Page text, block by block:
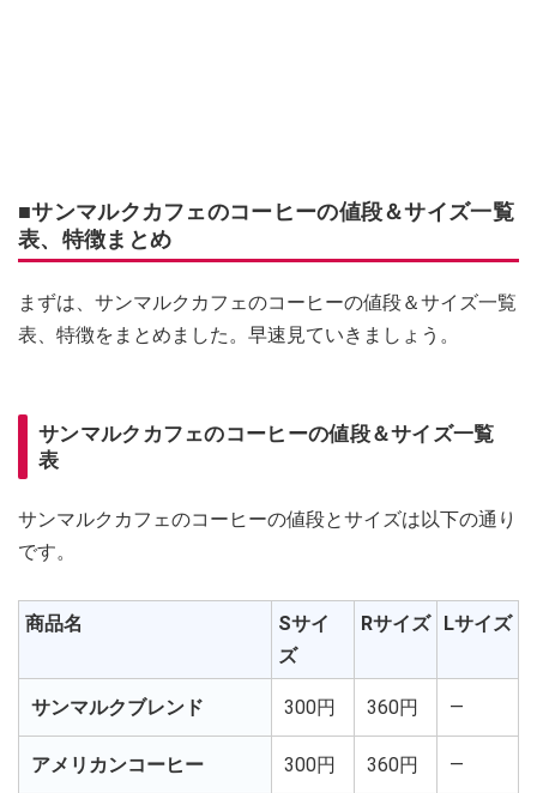
■サンマルクカフェのコーヒーの値段＆サイズ一覧
表、特徴まとめ
まずは、サンマルクカフェのコーヒーの値段＆サイズ一覧
表、特徴をまとめました。早速見ていきましょう。
サンマルクカフェのコーヒーの値段＆サイズ一覧
表
サンマルクカフェのコーヒーの値段とサイズは以下の通り
です。
商品名
Sサイ
ズ
Rサイズ Lサイズ
サンマルクブレンド 300円 360円 ―
アメリカンコーヒー 300円 360円 ―